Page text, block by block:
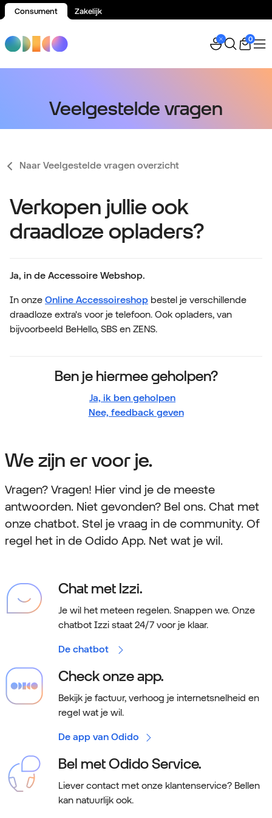
Consument Zakelijk
0
Veelgestelde vragen
Naar Veelgestelde vragen overzicht
Verkopen jullie ook
draadloze opladers?
Ja, in de Accessoire Webshop.
In onze Online Accessoireshop bestel je verschillende
draadloze extra's voor je telefoon. Ook opladers, van
bijvoorbeeld BeHello, SBS en ZENS.
Ben je hiermee geholpen?
Ja, ik ben geholpen
Nee, feedback geven
We zijn er voor je.
Vragen? Vragen! Hier vind je de meeste
antwoorden. Niet gevonden? Bel ons. Chat met
onze chatbot. Stel je vraag in de community. Of
regel het in de Odido App. Net wat je wil.
Chat met Izzi.
Je wil het meteen regelen. Snappen we. Onze
chatbot Izzi staat 24/7 voor je klaar.
De chatbot
Check onze app.
Bekijk je factuur, verhoog je internetsnelheid en
regel wat je wil.
De app van Odido
Bel met Odido Service.
Liever contact met onze klantenservice? Bellen
kan natuurlijk ook.